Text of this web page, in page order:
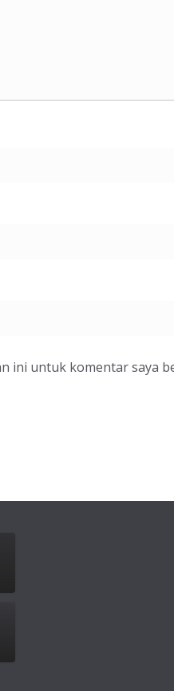
ini untuk komentar saya